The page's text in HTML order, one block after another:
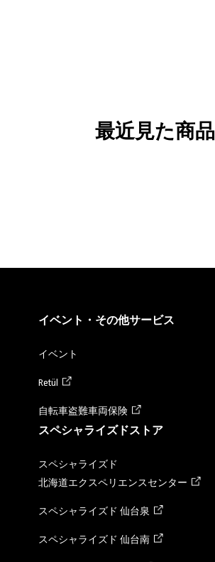
最近見た商品
イベント・その他サービス
イベント
Retül
自転車盗難車両保険
スペシャライズドストア
スペシャライズド
北海道エクスペリエンスセンター
スペシャライズド 仙台泉
スペシャライズド 仙台南